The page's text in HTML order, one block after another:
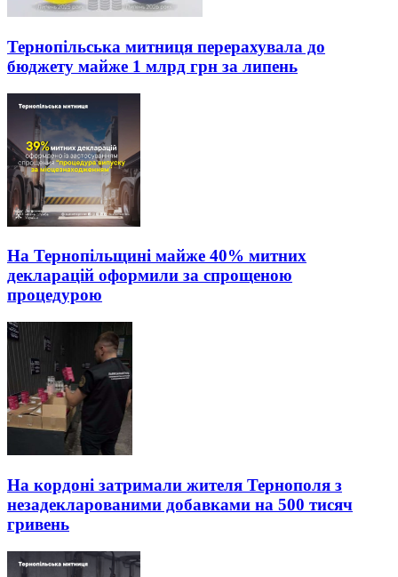
Тернопільська митниця перерахувала до
бюджету майже 1 млрд грн за липень
На Тернопільщині майже 40% митних
декларацій оформили за спрощеною
процедурою
На кордоні затримали жителя Тернополя з
незадекларованими добавками на 500 тисяч
гривень